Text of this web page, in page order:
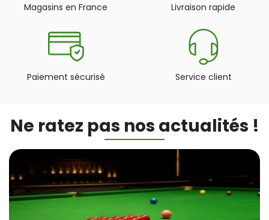
Magasins en France Livraison rapide
Paiement sécurisé Service client
Ne ratez pas nos actualités !